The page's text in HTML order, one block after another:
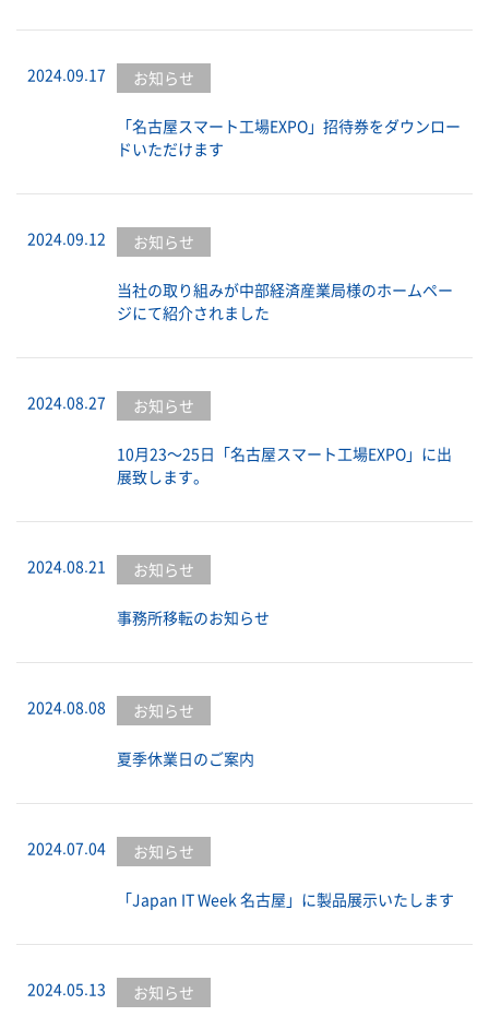
2024.09.17 お知らせ
「名古屋スマート工場EXPO」招待券をダウンロー
ドいただけます
2024.09.12 お知らせ
当社の取り組みが中部経済産業局様のホームペー
ジにて紹介されました
2024.08.27 お知らせ
10月23～25日「名古屋スマート工場EXPO」に出
展致します。
2024.08.21 お知らせ
事務所移転のお知らせ
2024.08.08 お知らせ
夏季休業日のご案内
2024.07.04 お知らせ
「Japan IT Week 名古屋」に製品展示いたします
2024.05.13 お知らせ